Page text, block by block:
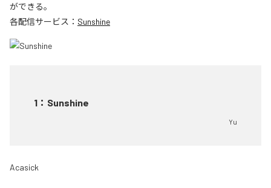
ができる。
各配信サービス： Sunshine
1 ： Sunshine
Yu
Acasick